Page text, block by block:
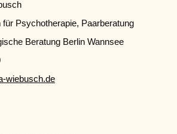
für Psychotherapie, Paarberatung
Beratung Berlin Wannsee
wiebusch.de